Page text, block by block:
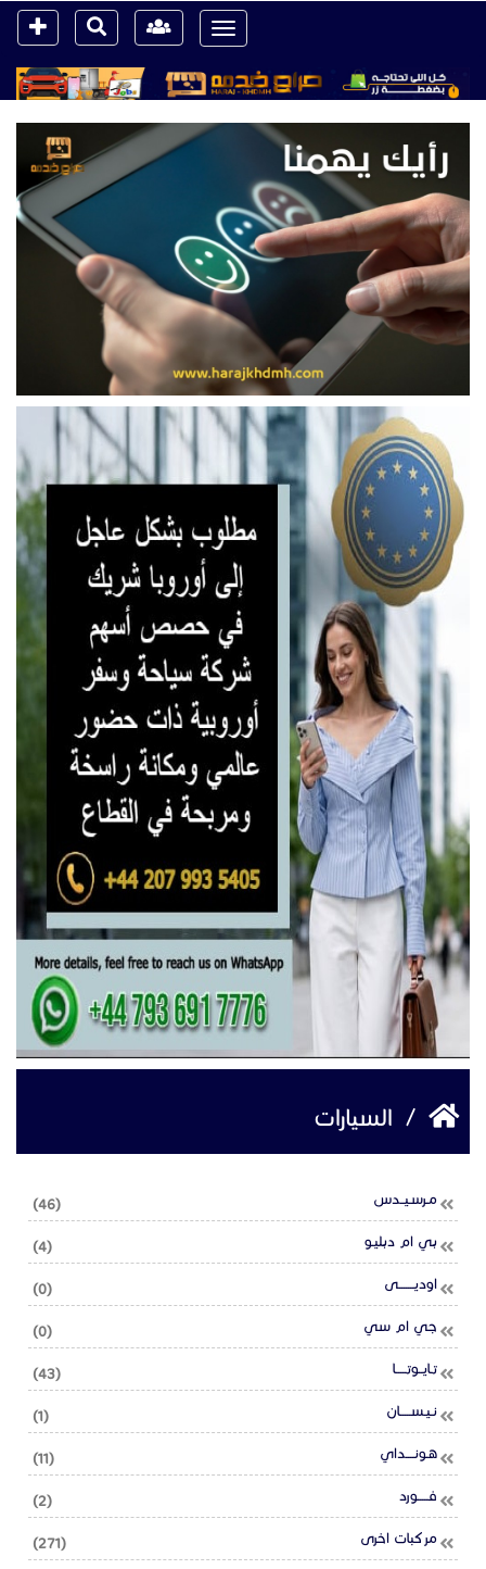
Toggle
navigation
/ السيارات
(46) مـرسـيــدس
(4) بي ام دبليـو
(0) اوديـــــــى
(0) جي ام سي
(43) تـايــوتـــــا
(1) نـيـســـــان
(11) هـونــــداي
(2) فـــــورد
(271) مركبات اخرى